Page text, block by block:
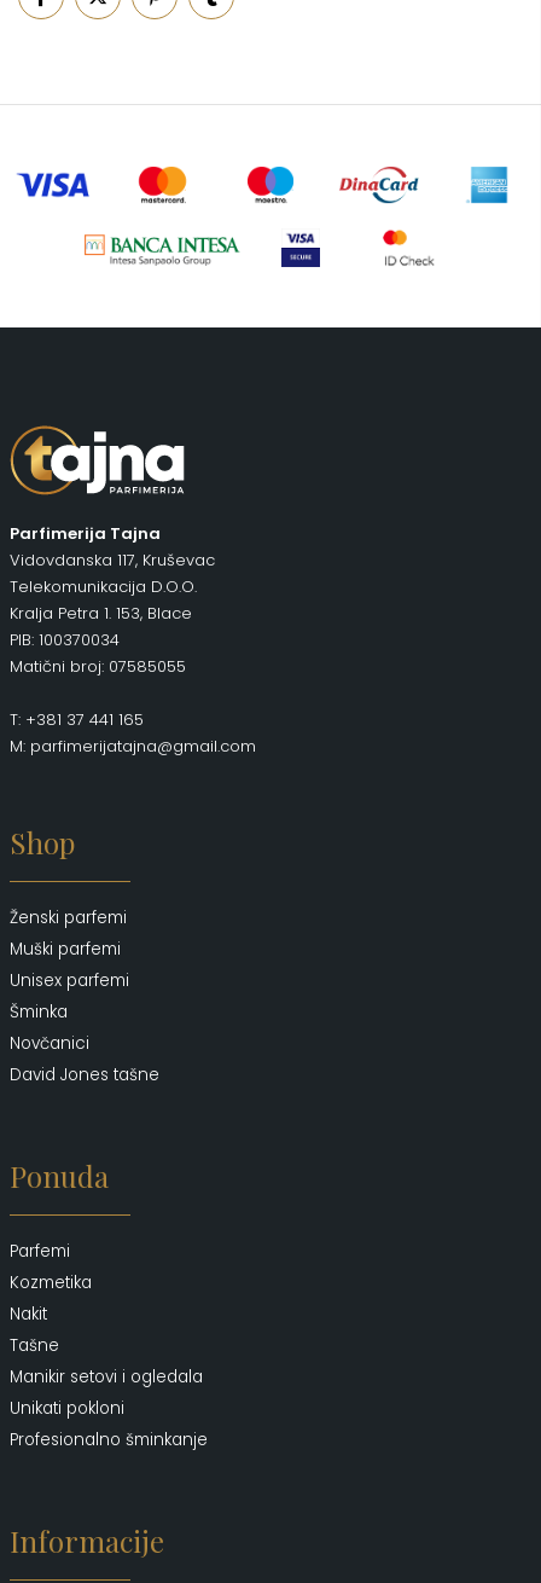
Putni program (50)
Šminka (187)
Uncategorized (1)
Parfimerija Tajna
Vidovdanska 117, Kruševac
Telekomunikacija D.O.O.
Kralja Petra 1. 153, Blace
PIB: 100370034
Matični broj: 07585055
T: +381 37 441 165
M: parfimerijatajna@gmail.com
Shop
Ženski parfemi
Muški parfemi
Unisex parfemi
Šminka
Novčanici
David Jones tašne
Ponuda
Parfemi
Kozmetika
Nakit
Tašne
Manikir setovi i ogledala
Unikati pokloni
Profesionalno šminkanje
Informacije